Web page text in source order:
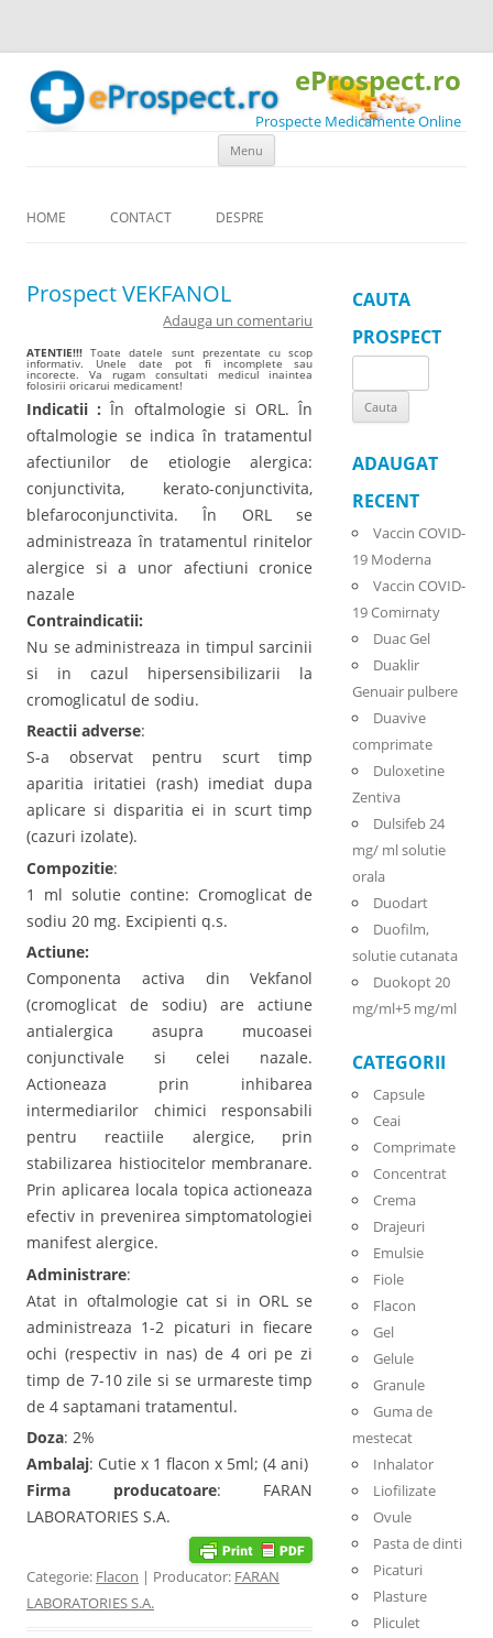
eProspect.ro
Prospecte Medicamente Online
Menu
HOME CONTACT DESPRE
Prospect VEKFANOL
Adauga un comentariu
ATENTIE!!! Toate datele sunt prezentate cu scop
informativ. Unele date pot fi incomplete sau
incorecte. Va rugam consultati medicul inaintea
folosirii oricarui medicament!
Indicatii : În oftalmologie si ORL. În
oftalmologie se indica în tratamentul
afectiunilor de etiologie alergica:
conjunctivita, kerato-conjunctivita,
blefaroconjunctivita. În ORL se
administreaza în tratamentul rinitelor
alergice si a unor afectiuni cronice
nazale
Contraindicatii:
Nu se administreaza in timpul sarcinii
si in cazul hipersensibilizarii la
cromoglicatul de sodiu.
Reactii adverse:
S-a observat pentru scurt timp
aparitia iritatiei (rash) imediat dupa
aplicare si disparitia ei in scurt timp
(cazuri izolate).
Compozitie:
1 ml solutie contine: Cromoglicat de
sodiu 20 mg. Excipienti q.s.
Actiune:
Componenta activa din Vekfanol
(cromoglicat de sodiu) are actiune
antialergica asupra mucoasei
conjunctivale si celei nazale.
Actioneaza prin inhibarea
intermediarilor chimici responsabili
pentru reactiile alergice, prin
stabilizarea histiocitelor membranare.
Prin aplicarea locala topica actioneaza
efectiv in prevenirea simptomatologiei
manifest alergice.
Administrare:
Atat in oftalmologie cat si in ORL se
administreaza 1-2 picaturi in fiecare
ochi (respectiv in nas) de 4 ori pe zi
timp de 7-10 zile si se urmareste timp
de 4 saptamani tratamentul.
Doza: 2%
Ambalaj: Cutie x 1 flacon x 5ml; (4 ani)
Firma producatoare: FARAN
LABORATORIES S.A.
Categorie: Flacon | Producator: FARAN
LABORATORIES S.A.
CAUTA
PROSPECT
for:
ADAUGAT
RECENT
Vaccin COVID-
19 Moderna
Vaccin COVID-
19 Comirnaty
Duac Gel
Duaklir
Genuair pulbere
Duavive
comprimate
Duloxetine
Zentiva
Dulsifeb 24
mg/ ml solutie
orala
Duodart
Duofilm,
solutie cutanata
Duokopt 20
mg/ml+5 mg/ml
CATEGORII
Capsule
Ceai
Comprimate
Concentrat
Crema
Drajeuri
Emulsie
Fiole
Flacon
Gel
Gelule
Granule
Guma de
mestecat
Inhalator
Liofilizate
Ovule
Pasta de dinti
Picaturi
Plasture
Pliculet